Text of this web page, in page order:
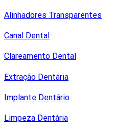
Alinhadores Transparentes
Canal Dental
Clareamento Dental
Extração Dentária
Implante Dentário
Limpeza Dentária